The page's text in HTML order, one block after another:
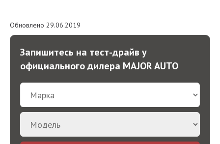
Обновлено 29.06.2019
Запишитесь на тест-драйв у
официального дилера MAJOR AUTO